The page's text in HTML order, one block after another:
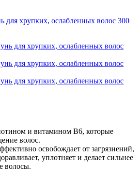
для хрупких, ослабленных волос 300
и витамином В6, которые
волос.
освобождает от загрязнений,
уплотняет и делает сильнее
волосы.